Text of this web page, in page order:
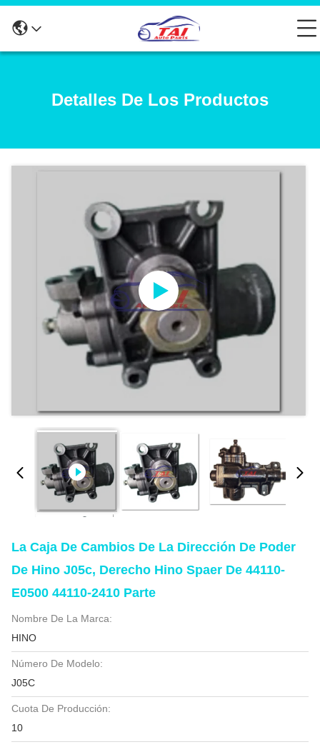
Detalles De Los Productos
La Caja De Cambios De La Dirección De Poder
De Hino J05c, Derecho Hino Spaer De 44110-
E0500 44110-2410 Parte
Nombre De La Marca:
HINO
Número De Modelo:
J05C
Cuota De Producción:
10